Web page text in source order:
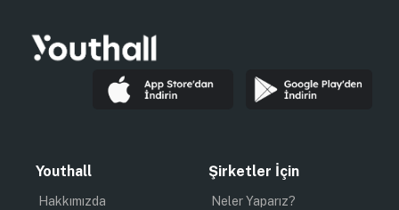
Youthall
Hakkımızda
Şirketler İçin
Neler Yaparız?